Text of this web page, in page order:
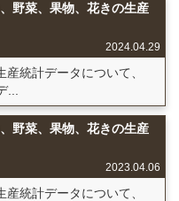
野菜、果物、花きの生産
2024.04.29
統計データについて、
...
野菜、果物、花きの生産
2023.04.06
統計データについて、